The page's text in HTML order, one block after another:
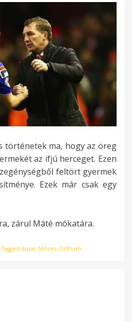
történetek ma, hogy az öreg
az ifjú herceget. Ezen
feltört gyermek
Ezek már csak egy
zárul Máté mókatára.
Tagged Aspas, Mózes, Oldham